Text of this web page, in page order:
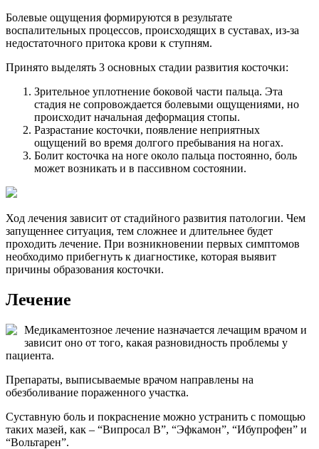
Болевые ощущения формируются в результате
воспалительных процессов, происходящих в суставах, из-за
недостаточного притока крови к ступням.
Принято выделять 3 основных стадии развития косточки:
Зрительное уплотнение боковой части пальца. Эта
стадия не сопровождается болевыми ощущениями, но
происходит начальная деформация стопы.
Разрастание косточки, появление неприятных
ощущений во время долгого пребывания на ногах.
Болит косточка на ноге около пальца постоянно, боль
может возникать и в пассивном состоянии.
Ход лечения зависит от стадийного развития патологии. Чем
запущеннее ситуация, тем сложнее и длительнее будет
проходить лечение. При возникновении первых симптомов
необходимо прибегнуть к диагностике, которая выявит
причины образования косточки.
Лечение
Медикаментозное лечение назначается лечащим врачом и
зависит оно от того, какая разновидность проблемы у
пациента.
Препараты, выписываемые врачом направлены на
обезболивание пораженного участка.
Суставную боль и покраснение можно устранить с помощью
таких мазей, как – “Випросал В”, “Эфкамон”, “Ибупрофен” и
“Вольтарен”.